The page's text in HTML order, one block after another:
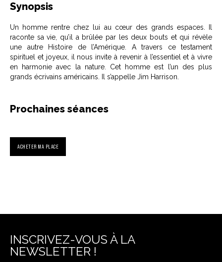
Synopsis
Un homme rentre chez lui au cœur des grands espaces. Il
raconte sa vie, qu’il a brûlée par les deux bouts et qui révèle
une autre Histoire de l’Amérique. A travers ce testament
spirituel et joyeux, il nous invite à revenir à l’essentiel et à vivre
en harmonie avec la nature. Cet homme est l’un des plus
grands écrivains américains. Il s’appelle Jim Harrison.
Prochaines séances
ACHETER MA PLACE
INSCRIVEZ-VOUS À LA
NEWSLETTER !